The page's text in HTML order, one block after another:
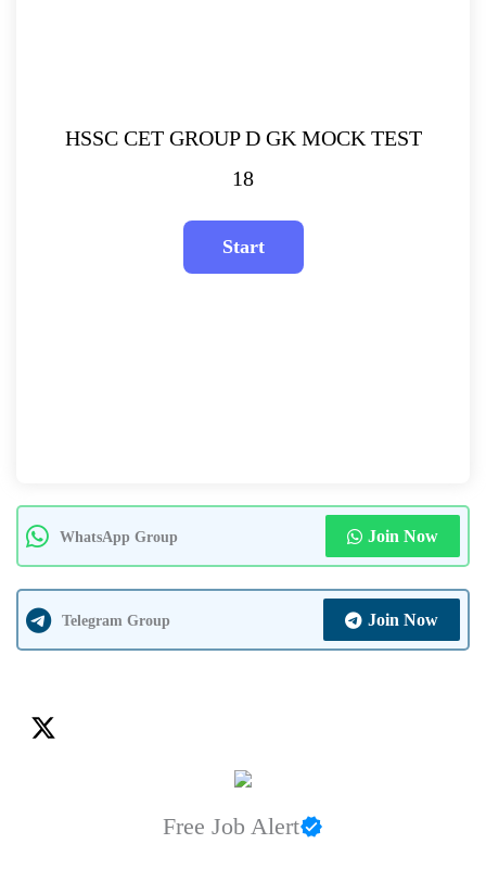
HSSC CET GROUP D GK MOCK TEST
18
WhatsApp Group Join Now
Telegram Group Join Now
Free Job Alert